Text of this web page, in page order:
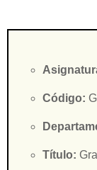
Código:
Título: